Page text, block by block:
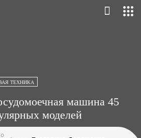
ТЕХНИКА
машина 45
моделей